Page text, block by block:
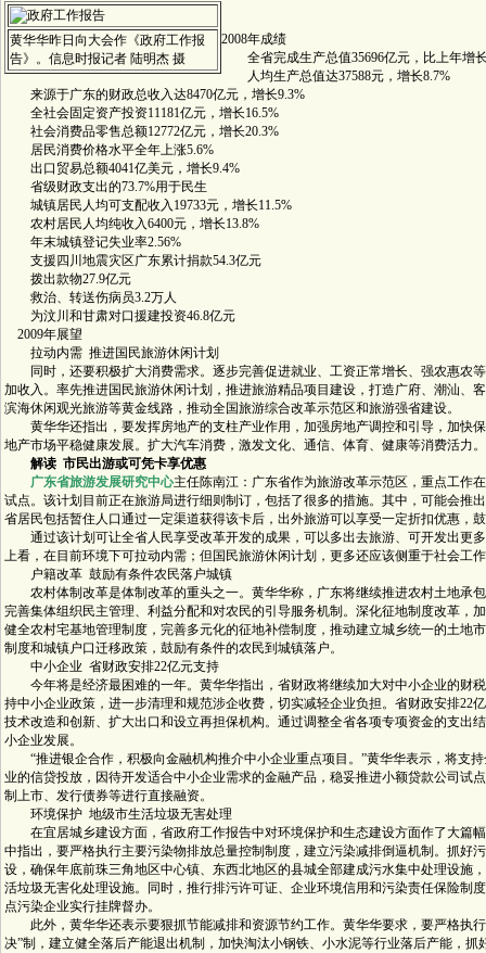
黄华华昨日向大会作《政府工作报
告》。信息时报记者 陆明杰 摄
2008年成绩
全省完成生产总值35696亿元，比上年增
人均生产总值达37588元，增长8.7%
来源于广东的财政总收入达8470亿元，增长9.3%
全社会固定资产投资11181亿元，增长16.5%
社会消费品零售总额12772亿元，增长20.3%
居民消费价格水平全年上涨5.6%
出口贸易总额4041亿美元，增长9.4%
省级财政支出的73.7%用于民生
城镇居民人均可支配收入19733元，增长11.5%
农村居民人均纯收入6400元，增长13.8%
年末城镇登记失业率2.56%
支援四川地震灾区广东累计捐款54.3亿元
拨出款物27.9亿元
救治、转送伤病员3.2万人
为汶川和甘肃对口援建投资46.8亿元
2009年展望
拉动内需 推进国民旅游休闲计划
同时，还要积极扩大消费需求。逐步完善促进就业、工资正常增长、强农惠农
加收入。率先推进国民旅游休闲计划，推进旅游精品项目建设，打造广府、潮汕、
滨海休闲观光旅游等黄金线路，推动全国旅游综合改革示范区和旅游强省建设。
黄华华还指出，要发挥房地产的支柱产业作用，加强房地产调控和引导，加快
地产市场平稳健康发展。扩大汽车消费，激发文化、通信、体育、健康等消费活力。
解读 市民出游或可凭卡享优惠
广东省旅游发展研究中心主任陈南江：广东省作为旅游改革示范区，重点工作
试点。该计划目前正在旅游局进行细则制订，包括了很多的措施。其中，可能会推
省居民包括暂住人口通过一定渠道获得该卡后，出外旅游可以享受一定折扣优惠，
通过该计划可让全省人民享受改革开发的成果，可以多出去旅游、可开发出更
上看，在目前环境下可拉动内需；但国民旅游休闲计划，更多还应该侧重于社会工
户籍改革 鼓励有条件农民落户城镇
农村体制改革是体制改革的重头之一。黄华华称，广东将继续推进农村土地承
完善集体组织民主管理、利益分配和对农民的引导服务机制。深化征地制度改革，
健全农村宅基地管理制度，完善多元化的征地补偿制度，推动建立城乡统一的土地
制度和城镇户口迁移政策，鼓励有条件的农民到城镇落户。
中小企业 省财政安排22亿元支持
今年将是经济最困难的一年。黄华华指出，省财政将继续加大对中小企业的财
持中小企业政策，进一步清理和规范涉企收费，切实减轻企业负担。省财政安排22
技术改造和创新、扩大出口和设立再担保机构。通过调整全省各项专项资金的支出
小企业发展。
“推进银企合作，积极向金融机构推介中小企业重点项目。”黄华华表示，将支持
业的信贷投放，因待开发适合中小企业需求的金融产品，稳妥推进小额贷款公司试
制上市、发行债券等进行直接融资。
环境保护 地级市生活垃圾无害处理
在宜居城乡建设方面，省政府工作报告中对环境保护和生态建设方面作了大篇
中指出，要严格执行主要污染物排放总量控制制度，建立污染减排倒逼机制。抓好
设，确保年底前珠三角地区中心镇、东西北地区的县城全部建成污水集中处理设施
活垃圾无害化处理设施。同时，推行排污许可证、企业环境信用和污染责任保险制
点污染企业实行挂牌督办。
此外，黄华华还表示要狠抓节能减排和资源节约工作。黄华华要求，要严格执行
决”制，建立健全落后产能退出机制，加快淘汰小钢铁、小水泥等行业落后产能，抓